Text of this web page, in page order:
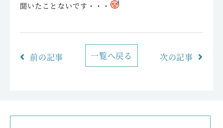
聞いたことないです・・・
前の記事 一覧へ戻る 次の記事